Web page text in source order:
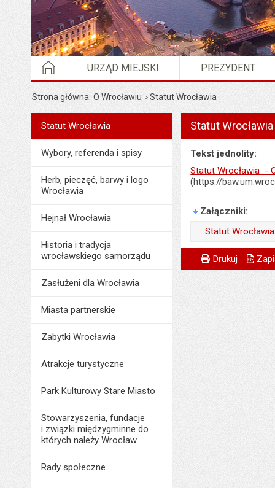
STRONA GŁÓWNA
URZĄD MIEJSKI PREZYDENT
Strona główna O Wrocławiu Statut Wrocławia
MenuO Wrocławiu
Statut Wrocławia
Wybory, referenda i spisy
Herb, pieczęć, barwy i logo
Wrocławia
Hejnał Wrocławia
Historia i tradycja
wrocławskiego samorządu
Zasłużeni dla Wrocławia
Miasta partnerskie
Zabytki Wrocławia
Atrakcje turystyczne
Park Kulturowy Stare Miasto
Stowarzyszenia, fundacje
i związki międzygminne do
których należy Wrocław
Rady społeczne
Statut Wrocławia
Tekst jednolity:
Statut Wrocławia -
(https://
Załączniki
Statut Wrocławia
Wytworzył:
Data wytworzenia:
Metryczka
Odpowiedzialny
Powiadom
Drukuj